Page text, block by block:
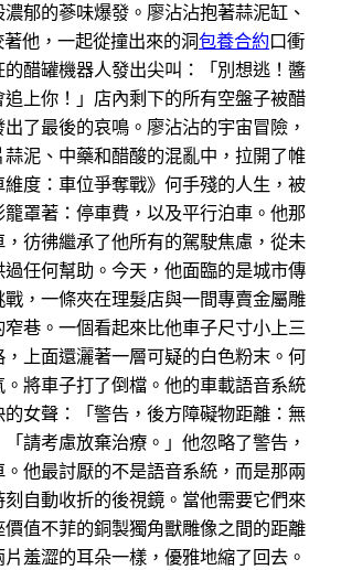
郁的蔘味爆發。廖沾沾抱著蒜泥缸、
他，一起從撞出來的洞包養合約口衝
醋罐機器人發出尖叫：「別想逃！醬
上你！」店內剩下的所有空盤子被醋
了最後的哀鳴。廖沾沾的宇宙冒險，
蒜泥、中藥和醋酸的混亂中，拉開了帷
度：車位爭奪戰》何手殘的人生，被
罩著：停車費，以及平行泊車。他那
彷彿繼承了他所有的駕駛焦慮，從未
任何幫助。今天，他面臨的是城市傳
，一條夾在理髮店與一間專賣金屬雕
巷。一個看起來比他車子尺寸小上三
上面還灑著一層可疑的白色粉末。何
將車子打了倒檔。他的車載語音系統
女聲：「警告，後方障礙物距離：無
請考慮放棄治療。」他忽略了警告，
。他最討厭的不是語音系統，而是那兩
自動收折的後視鏡。當他需要它們來
值不菲的銅製獨角獸雕像之間的距離
羞澀的耳朵一樣，優雅地縮了回去。